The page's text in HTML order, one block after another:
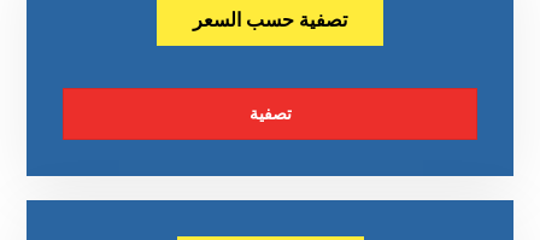
تصفية حسب السعر
تصفية